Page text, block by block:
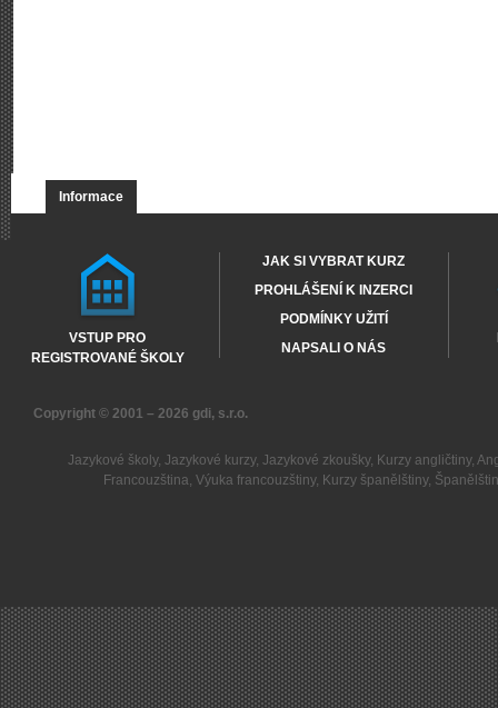
Informace
VSTUP PRO
REGISTROVANÉ ŠKOLY
JAK SI VYBRAT KURZ
PROHLÁŠENÍ K INZERCI
PODMÍNKY UŽITÍ
NAPSALI O NÁS
Copyright © 2001 – 2026 gdi, s.r.o.
Jazykové školy, Jazykové kurzy, Jazykové zkoušky, Kurzy angličtiny,
Francouzština,Výuka francouzštiny, Kurzy španělštiny,